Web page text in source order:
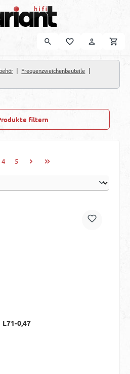
| Frequenzweichenbauteile |
filtern
Seite
4 Seite
5
L71-0,47